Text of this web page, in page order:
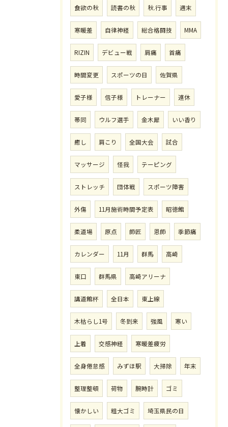
食欲の秋 読書の秋 秋.行事 週末
寒暖差 自律神経 総合格闘技 MMA
RIZIN デビュー戦 肩痛 首痛
時間変更 スポーツの日 佐賀県
愛子様 信子様 トレーナー 連休
帯同 ウルフ選手 金木犀 いい香り
癒し 肩こり 全国大会 試合
マッサージ 怪我 テーピング
ストレッチ 団体戦 スポーツ障害
外傷 11月施術時間予定表 昭徳館
柔道場 原点 師匠 恩師 季節痛
カレンダー 11月 群馬 高崎
東口 群馬県 高崎アリーナ
講道館杯 全日本 東上線
木枯らし1号 冬到来 強風 寒い
上着 交感神経 寒暖差疲労
全身倦怠感 みずほ駅 大掃除 年末
整理整頓 荷物 腕時計 ゴミ
懐かしい 粗大ゴミ 埼玉県民の日